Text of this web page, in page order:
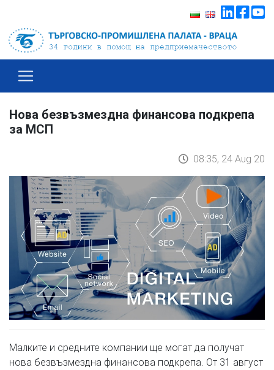
Нова безвъзмездна финансова подкрепа
за МСП
08:35, 24 Aug 20
Малките и средните компании ще могат да получат
нова безвъзмездна финансова подкрепа. От 31 август